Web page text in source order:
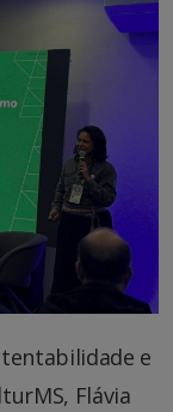
e
Flávia